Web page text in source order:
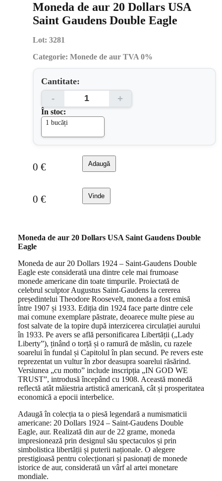
Moneda de aur 20 Dollars USA
Saint Gaudens Double Eagle
Lot: 3281
Categorie: Monede de aur TVA 0%
Cantitate:
- +
În stoc:
1 bucăți
0 € Adaugă
0 € Vinde
Moneda de aur 20 Dollars USA Saint Gaudens Double
Eagle
Moneda de aur 20 Dollars 1924 – Saint-Gaudens Double
Eagle este considerată una dintre cele mai frumoase
monede americane din toate timpurile. Proiectată de
celebrul sculptor Augustus Saint-Gaudens la cererea
președintelui Theodore Roosevelt, moneda a fost emisă
între 1907 și 1933. Ediția din 1924 face parte dintre cele
mai comune exemplare păstrate, deoarece multe piese au
fost salvate de la topire după interzicerea circulației aurului
în 1933. Pe avers se află personificarea Libertății („Lady
Liberty”), ținând o torță și o ramură de măslin, cu razele
soarelui în fundal și Capitolul în plan secund. Pe revers este
reprezentat un vultur în zbor deasupra soarelui răsărind.
Versiunea „cu motto” include inscripția „IN GOD WE
TRUST”, introdusă începând cu 1908. Această monedă
reflectă atât măiestria artistică americană, cât și prosperitatea
economică a epocii interbelice.
Adaugă în colecția ta o piesă legendară a numismaticii
americane: 20 Dollars 1924 – Saint-Gaudens Double
Eagle, aur. Realizată din aur de 22 grame, moneda
impresionează prin designul său spectaculos și prin
simbolistica libertății și puterii naționale. O alegere
prestigioasă pentru colecționari și pasionați de monede
istorice de aur, considerată un vârf al artei monetare
mondiale.